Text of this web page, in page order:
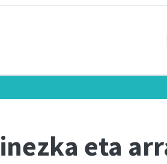
eta